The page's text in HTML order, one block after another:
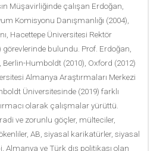
Müşavirliğinde çalışan Erdoğan,
Komisyonu Danışmanlığı (2004),
Hacettepe Üniversitesi Rektör
görevlerinde bulundu. Prof. Erdoğan,
Humboldt (2010), Oxford (2012)
Almanya Araştırmaları Merkezi
Üniversitesinde (2019) farklı
olarak çalışmalar yürüttü.
ve zorunlu göçler, mülteciler,
AB, siyasal karikatürler, siyasal
Almanya ve Türk dış politikası olan